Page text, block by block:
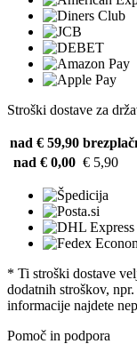
Stroški dostave za
nad € 59,90
nad € 0,00 € 5,90
* Ti stroški dostave
dodatnih stroškov,
informacije najdete
Pomoč in podpora